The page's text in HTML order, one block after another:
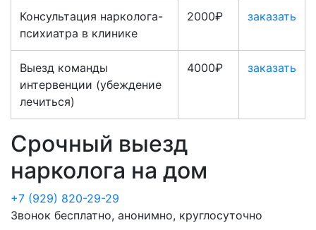
Консультация нарколога-
психиатра в клинике
2000₽ заказать
Выезд команды
интервенции (убеждение
лечиться)
4000₽ заказать
Срочный выезд
нарколога на дом
+7 (929) 820-29-29
Звонок бесплатно, анонимно, круглосуточно